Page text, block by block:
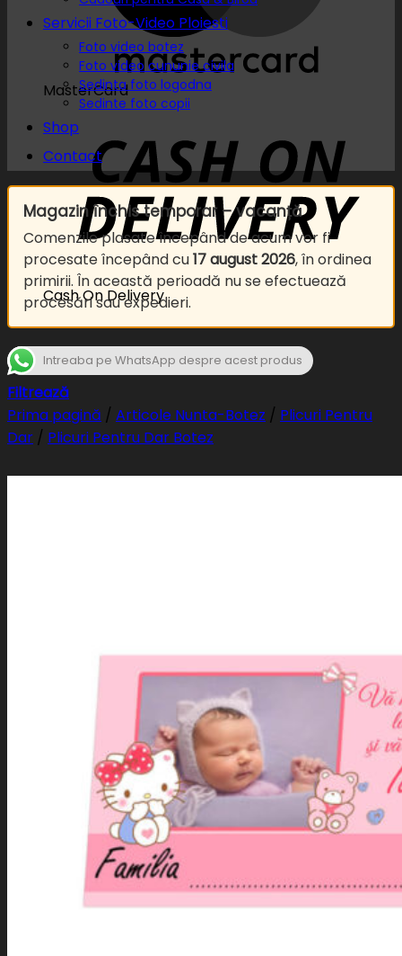
MasterCard
Cash On Delivery
Servicii Foto-Video Ploiesti
Foto video botez
Foto video cununie civila
Sedinta foto logodna
Sedinte foto copii
Shop
Contact
Magazin închis temporar – vacanță
Comenzile plasate începând de acum vor fi
procesate începând cu17 august 2026, în ordinea
primirii. În această perioadă nu se efectuează
procesări sau expedieri.
Intreaba pe WhatsApp despre acest produs
Filtrează
Prima pagină / Articole Nunta-Botez / Plicuri Pentru
Dar / Plicuri Pentru Dar Botez